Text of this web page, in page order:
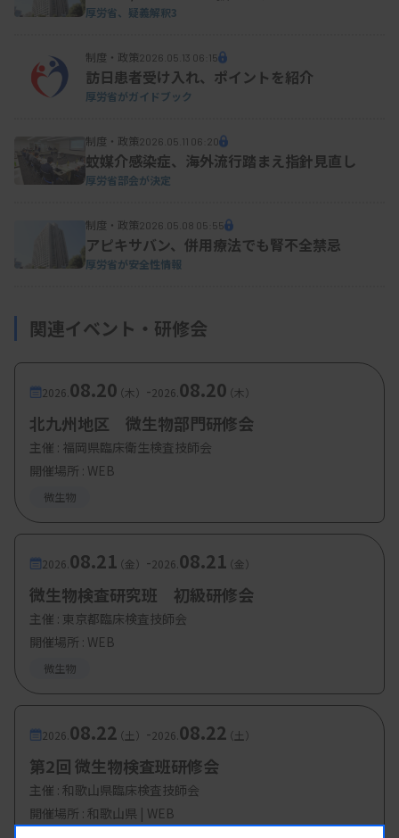
厚労省、疑義解釈3
制度・政策2026.05.13 06:15
訪日患者受け入れ、ポイントを紹介
厚労省がガイドブック
制度・政策2026.05.11 06:20
蚊媒介感染症、海外流行踏まえ指針見直し
厚労省部会が決定
制度・政策2026.05.08 05:55
アピキサバン、併用療法でも腎不全禁忌
厚労省が安全性情報
関連イベント・研修会
2026. 08.20（木） -2026. 08.20（木）
北九州地区 微生物部門研修会
主催 : 福岡県臨床衛生検査技師会
開催場所 : WEB
微生物
2026. 08.21（金） -2026. 08.21（金）
微生物検査研究班 初級研修会
主催 : 東京都臨床検査技師会
開催場所 : WEB
微生物
2026. 08.22（土） -2026. 08.22（土）
第2回 微生物検査班研修会
主催 : 和歌山県臨床検査技師会
開催場所 : 和歌山県 | WEB